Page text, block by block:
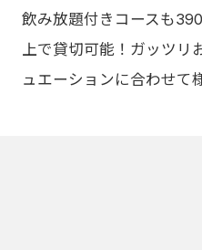
飲み放題付きコースも
上で貸切可能！ガッツリ
ュエーションに合わせて